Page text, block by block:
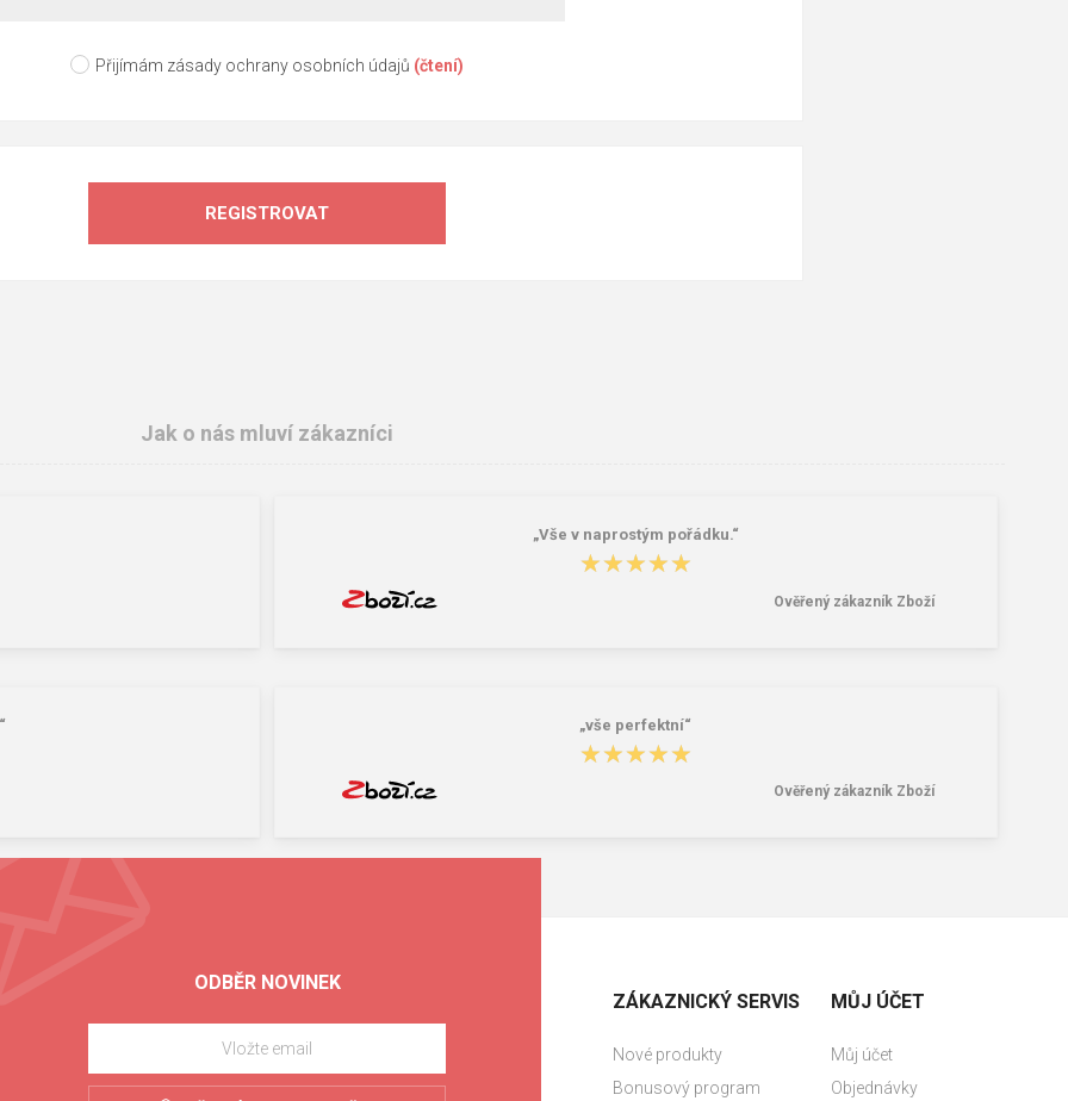
Přijímám zásady ochrany osobních údajů (čtení)
REGISTROVAT
Jak o nás mluví zákazníci
„Vše v naprostým pořádku.“
★★★★★
★★★★★
Ověřený zákazník Zboží
„vše perfektní“
★★★★★
★★★★★
Ověřený zákazník Zboží
ODBĚR NOVINEK
ZÁKAZNICKÝ SERVIS
Nové produkty
Bonusový program
MŮJ ÚČET
Můj účet
Objednávky